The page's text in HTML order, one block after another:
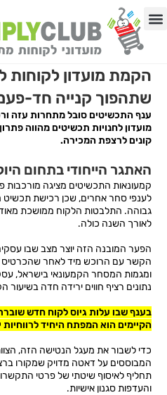
הקמת מועדון לקוחות
שתהפוך קנייה חד-
ענף התכשיטים סובל מתחרות עזה
מועדון לחנויות תכשיטים מהווה
קונים לרצפת המכירה.
האתגר הייחודי בתחום
קמעונאות התכשיטים מציגה מורכבות
לענפי סחר אחרים, שכן רכישת תכשיט
גבוהה. התלבטות הלקוח ממושכת מאוד
לאורך השנה כולה.
הפער המובנה הזה יוצר מצב שבו
הקשר עם הרוכש מיד לאחר שהכרטיס
ומגמות המסחר הקמעונאי בישראל,
נתונים רציף חווים ירידה חדה בשיעור
בענף שבו עלות גיוס לקוח חדש
הקיימים הוא המפתח היחיד לרווחיות
כדי לשבור את מעגל הנטישה הזה,
המבוססים על דאטה מדויק שמקורו
תחליף לאיסוף שיטתי של פרטי
והעדפות סגנון אישיות.